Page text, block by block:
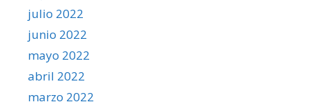
julio 2022
junio 2022
mayo 2022
abril 2022
marzo 2022